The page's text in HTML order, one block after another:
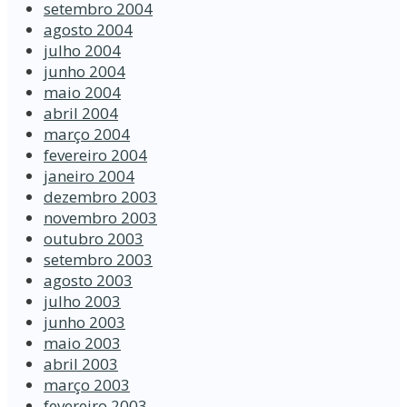
setembro 2004
agosto 2004
julho 2004
junho 2004
maio 2004
abril 2004
março 2004
fevereiro 2004
janeiro 2004
dezembro 2003
novembro 2003
outubro 2003
setembro 2003
agosto 2003
julho 2003
junho 2003
maio 2003
abril 2003
março 2003